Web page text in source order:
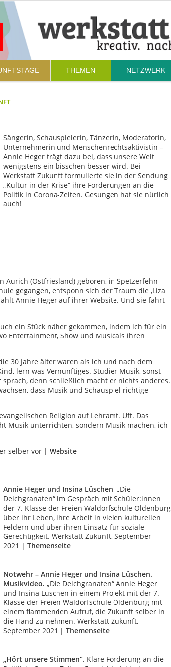
THEMEN NETZWERK
Sängerin, Schauspielerin, Tänzerin, Moderatorin,
Unternehmerin und Menschenrechtsaktivistin –
Annie Heger trägt dazu bei, dass unsere Welt
wenigstens ein bisschen besser wird. Bei
Werkstatt Zukunft formulierte sie in der Sendung
„Kultur in der Krise“ ihre Forderungen an die
Politik in Corona-Zeiten. Gesungen hat sie nürlich
auch!
Aurich (Ostfriesland) geboren, in Spetzerfehn
gegangen, entsponn sich der Traum die ‚Liza
Annie Heger auf ihrer Website. Und sie fährt
ein Stück näher gekommen, indem ich für ein
Entertainment, Show und Musicals ihren
30 Jahre älter waren als ich und nach dem
lern was Vernünftiges. Studier Musik, sonst
denn schließlich macht er nichts anderes.
dass Musik und Schauspiel richtige
Religion auf Lehramt. Uff. Das
Musik unterrichten, sondern Musik machen, ich
selber vor | Website
Annie Heger und Insina Lüschen. „Die
Deichgranaten“ im Gespräch mit Schüler:innen
der 7. Klasse der Freien Waldorfschule Oldenburg
über ihr Leben, ihre Arbeit in vielen kulturellen
Feldern und über ihren Einsatz für soziale
Gerechtigkeit. Werkstatt Zukunft, September
2021 | Themenseite
Notwehr – Annie Heger und Insina Lüschen.
Musikvideo. „Die Deichgranaten“ Annie Heger
und Insina Lüschen in einem Projekt mit der 7.
Klasse der Freien Waldorfschule Oldenburg mit
einem flammenden Aufruf, die Zukunft selber in
die Hand zu nehmen. Werkstatt Zukunft,
September 2021 | Themenseite
„Hört unsere Stimmen“. Klare Forderung an die